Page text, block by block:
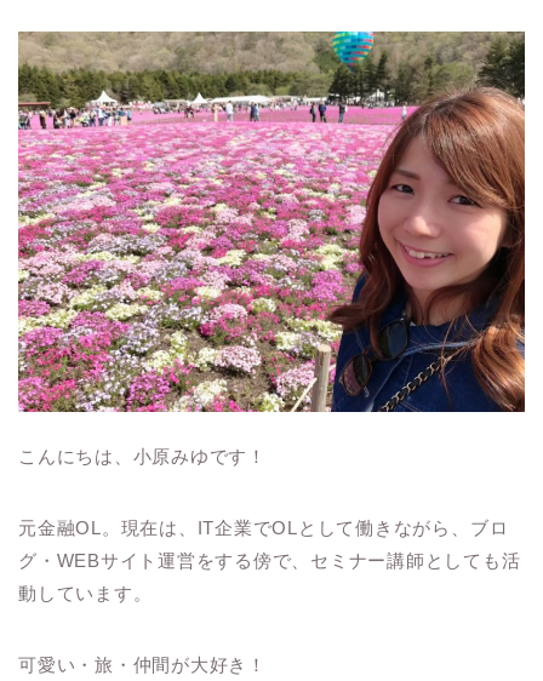
こんにちは、小原みゆです！
元金融OL。現在は、IT企業でOLとして働きながら、ブロ
グ・WEBサイト運営をする傍で、セミナー講師としても活
動しています。
可愛い・旅・仲間が大好き！